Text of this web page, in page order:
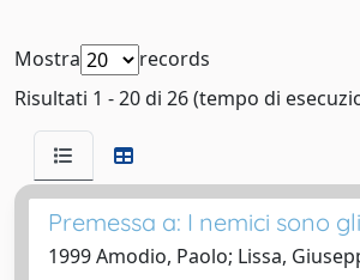
Mostra
records
Risultati 1 - 20 di 26 (tempo di
Premessa a: I nemici sono
1999 Amodio, Paolo; Lissa,